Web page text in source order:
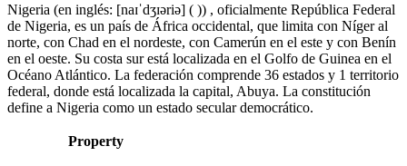
Nigeria (en inglés: [naɪˈdʒɪəriə] ( )) , oficialmente República Federal
de Nigeria, es un país de África occidental, que limita con Níger al
norte, con Chad en el nordeste, con Camerún en el este y con Benín
en el oeste. Su costa sur está localizada en el Golfo de Guinea en el
Océano Atlántico. La federación comprende 36 estados y 1 territorio
federal, donde está localizada la capital, Abuya. La constitución
define a Nigeria como un estado secular democrático.​
Property